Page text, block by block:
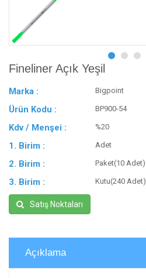
Fineliner Açık Yeşil
Marka : Bigpoint
Ürün Kodu : BP900-54
Kdv / Menşei : %20
1. Birim : Adet
2. Birim : Paket(10 Adet)
3. Birim : Kutu(240 Adet)
Satış Noktaları
Açıklama